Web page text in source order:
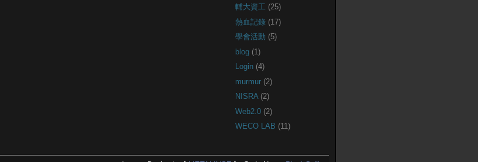
輔大資工 (25)
熱血記錄 (17)
學會活動 (5)
blog (1)
Login (4)
murmur (2)
NISRA (2)
Web2.0 (2)
WECO LAB (11)